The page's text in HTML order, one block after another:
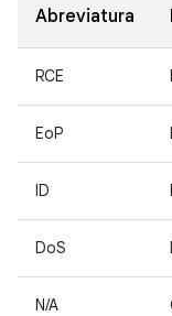
Abreviatura
RCE
EoP
ID
DoS
N/A